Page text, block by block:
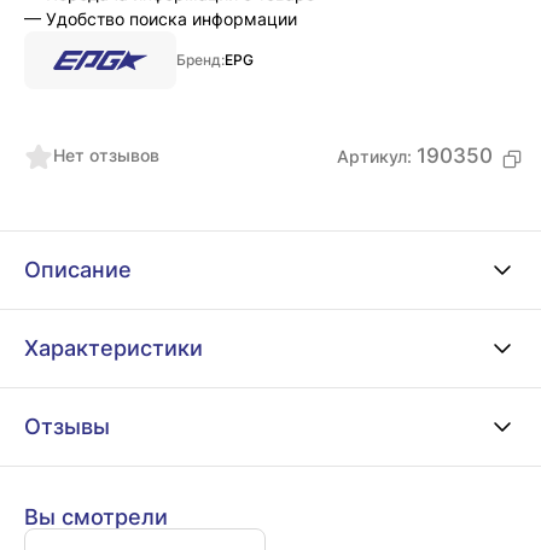
Нет отзывов Артикул: 190350
— Удобство поиска информации
Бренд:EPG
Описание
Характеристики
Отзывы
Вы смотрели